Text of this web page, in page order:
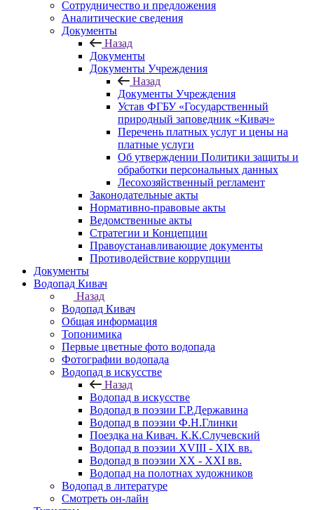
Сотрудничество и предложения
Аналитические сведения
Документы
Назад
Документы
Документы Учреждения
Назад
Документы Учреждения
Устав ФГБУ «Государственный
природный заповедник «Кивач»
Перечень платных услуг и цены на
платные услуги
Об утверждении Политики защиты и
обработки персональных данных
Лесохозяйственный регламент
Законодательные акты
Нормативно-правовые акты
Ведомственные акты
Стратегии и Концепции
Правоустанавливающие документы
Противодействие коррупции
Документы
Водопад Кивач
Назад
Водопад Кивач
Общая информация
Топонимика
Первые цветные фото водопада
Фотографии водопада
Водопад в искусстве
Назад
Водопад в искусстве
Водопад в поэзии Г.Р.Державина
Водопад в поэзии Ф.Н.Глинки
Поездка на Кивач. К.К.Случевский
Водопад в поэзии XVIII - XIX вв.
Водопад в поэзии XX - XXI вв.
Водопад на полотнах художников
Водопад в литературе
Смотреть он-лайн